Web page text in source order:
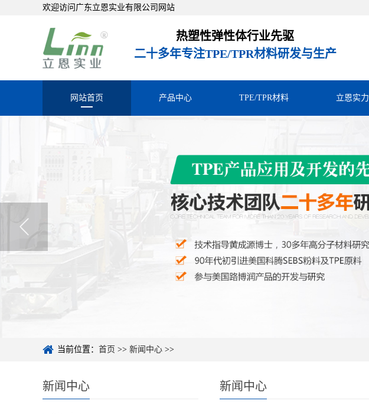
欢迎访问广东立恩实业有限公司网站
热塑性弹性体行业先驱
二十多年专注TPE/TPR材料研发与生产
网站首页 产品中心 TPE/TPR材料 立恩实力
当前位置： 首页 >> 新闻中心 >>
新闻中心 新闻中心